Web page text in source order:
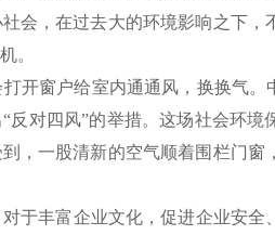
会，在过去大的环境影响之下
。
开窗户给室内通通风，换换气。
反对四风”的举措。这场社会环
，一股清新的空气顺着围栏门
于丰富企业文化，促进企业安全